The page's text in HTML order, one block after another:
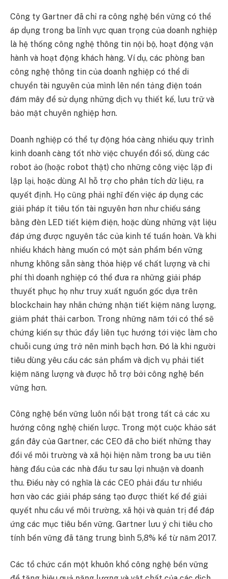
Công ty Gartner đã chỉ ra công nghệ bền vững có thể
áp dụng trong ba lĩnh vực quan trọng của doanh nghiệp
là hệ thống công nghệ thông tin nội bộ, hoạt động vận
hành và hoạt động khách hàng. Ví dụ, các phòng ban
công nghệ thông tin của doanh nghiệp có thể di
chuyển tài nguyên của mình lên nền tảng điện toán
đám mây để sử dụng những dịch vụ thiết kế, lưu trữ và
bảo mật chuyên nghiệp hơn.
Doanh nghiệp có thể tự động hóa càng nhiều quy trình
kinh doanh càng tốt nhờ việc chuyển đổi số, dùng các
robot ảo (hoặc robot thật) cho những công việc lặp đi
lặp lại, hoặc dùng AI hỗ trợ cho phân tích dữ liệu, ra
quyết định. Họ cũng phải nghĩ đến việc áp dụng các
giải pháp ít tiêu tốn tài nguyên hơn như chiếu sáng
bằng đèn LED tiết kiệm điện, hoặc dùng những vật liệu
đáp ứng được nguyên tắc của kinh tế tuần hoàn. Và khi
nhiều khách hàng muốn có một sản phẩm bền vững
nhưng không sẵn sàng thỏa hiệp về chất lượng và chi
phí thì doanh nghiệp có thể đưa ra những giải pháp
thuyết phục họ như truy xuất nguồn gốc dựa trên
blockchain hay nhãn chứng nhận tiết kiệm năng lượng,
giảm phát thải carbon. Trong những năm tới có thể sẽ
chứng kiến sự thúc đẩy liên tục hướng tới việc làm cho
chuỗi cung ứng trở nên minh bạch hơn. Đó là khi người
tiêu dùng yêu cầu các sản phẩm và dịch vụ phải tiết
kiệm năng lượng và được hỗ trợ bởi công nghệ bền
vững hơn.
Công nghệ bền vững luôn nổi bật trong tất cả các xu
hướng công nghệ chiến lược. Trong một cuộc khảo sát
gần đây của Gartner, các CEO đã cho biết những thay
đổi về môi trường và xã hội hiện nằm trong ba ưu tiên
hàng đầu của các nhà đầu tư sau lợi nhuận và doanh
thu. Điều này có nghĩa là các CEO phải đầu tư nhiều
hơn vào các giải pháp sáng tạo được thiết kế để giải
quyết nhu cầu về môi trường, xã hội và quản trị để đáp
ứng các mục tiêu bền vững. Gartner lưu ý chi tiêu cho
tính bền vững đã tăng trung bình 5,8% kể từ năm 2017.
Các tổ chức cần một khuôn khổ công nghệ bền vững